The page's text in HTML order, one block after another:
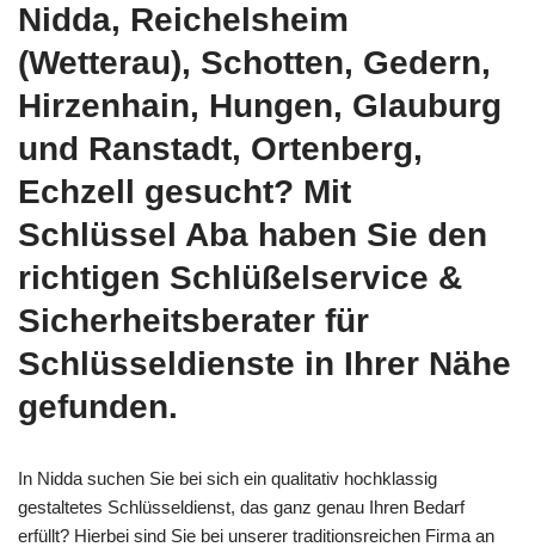
Nidda, Reichelsheim
(Wetterau), Schotten, Gedern,
Hirzenhain, Hungen, Glauburg
und Ranstadt, Ortenberg,
Echzell gesucht? Mit
Schlüssel Aba haben Sie den
richtigen Schlüßelservice &
Sicherheitsberater für
Schlüsseldienste in Ihrer Nähe
gefunden.
In Nidda suchen Sie bei sich ein qualitativ hochklassig
gestaltetes Schlüsseldienst, das ganz genau Ihren Bedarf
erfüllt? Hierbei sind Sie bei unserer traditionsreichen Firma an